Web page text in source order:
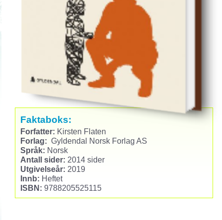
Faktaboks:
Forfatter: Kirsten Flaten
Forlag: Gyldendal Norsk Forlag AS
Språk: Norsk
Antall sider: 2014 sider
Utgivelseår: 2019
Innb: Heftet
ISBN: 9788205525115